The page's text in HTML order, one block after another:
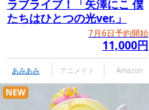
ラブライブ！「矢澤にこ 僕
たちはひとつの光ver.」
7月6日予約開始
11,000円
あみあみ アニメイト Amazon
NEW